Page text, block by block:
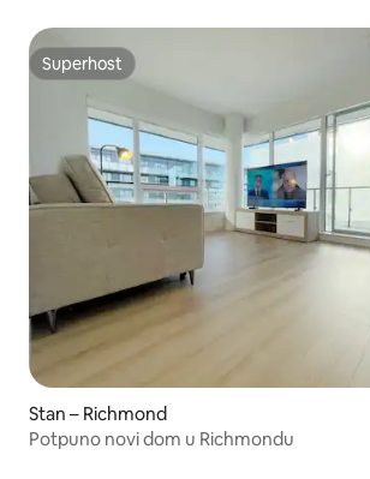
Superhost
Superhost
Stan – Richmond
Potpuno novi dom u Richmondu